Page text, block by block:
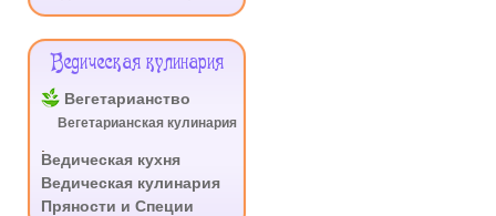
Ведическая кулинария
Вегетарианство
Вегетарианская кулинария
Ведическая кухня
Ведическая кулинария
Пряности и Специи